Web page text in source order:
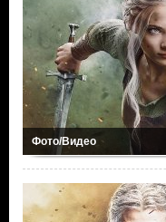
Фото/Видео